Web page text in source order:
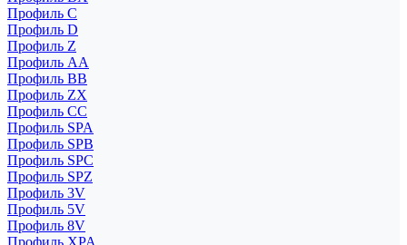
Профиль C
Профиль D
Профиль Z
Профиль АА
Профиль BB
Профиль ZX
Профиль CC
Профиль SPA
Профиль SPB
Профиль SPC
Профиль SPZ
Профиль 3V
Профиль 5V
Профиль 8V
Профиль XPA